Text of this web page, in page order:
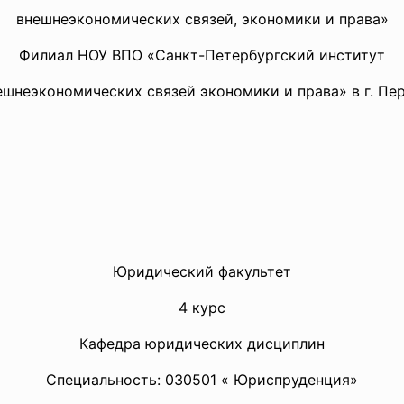
внешнеэкономических связей, экономики и права»
Филиал НОУ ВПО «Санкт-Петербургский институт
связей экономики и права» в г.
Юридический факультет
4 курс
Кафедра юридических дисциплин
Специальность: 030501 « Юриспруденция»